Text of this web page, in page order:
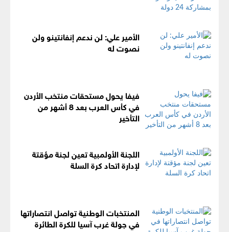
الأمير علي: لن ندعم إنفانتينو ولن
نصوت له
فيفا يحول مستحقات منتخب الأردن
في كأس العرب بعد 8 أشهر من
التأخير
اللجنة الأولمبية تعين لجنة مؤقتة
لإدارة اتحاد كرة السلة
المنتخبات الوطنية تواصل انتصاراتها
في جولة غرب آسيا للكرة الطائرة